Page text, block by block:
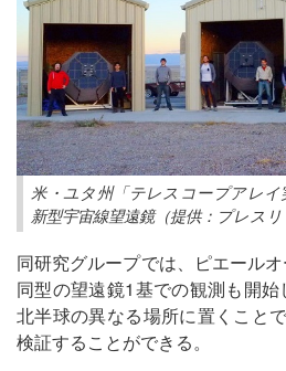
米・ユタ州「テレスコープアレ
新型宇宙線望遠鏡（提供：プレスリ
同研究グループでは、ピエール
同型の望遠鏡1基での観測も開
北半球の異なる場所に置くこと
検証することができる。